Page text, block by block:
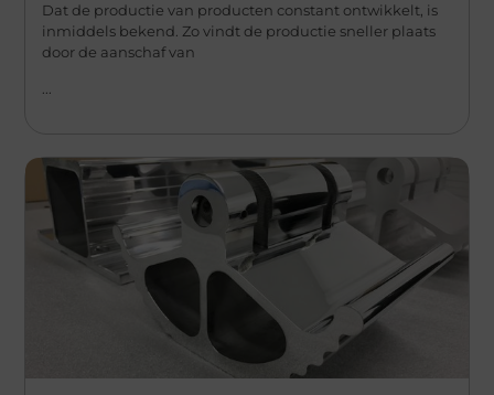
Dat de productie van producten constant ontwikkelt, is
inmiddels bekend. Zo vindt de productie sneller plaats
door de aanschaf van
...